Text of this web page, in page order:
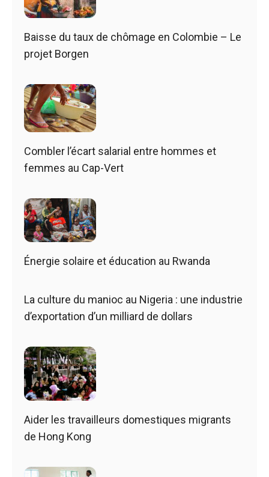
Baisse du taux de chômage en Colombie – Le
projet Borgen
Combler l’écart salarial entre hommes et
femmes au Cap-Vert
Énergie solaire et éducation au Rwanda
La culture du manioc au Nigeria : une industrie
d’exportation d’un milliard de dollars
Aider les travailleurs domestiques migrants
de Hong Kong